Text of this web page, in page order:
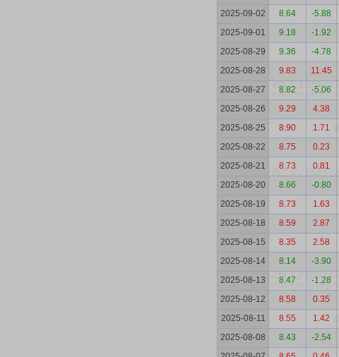
2025-09-02
8.64 -5.88
2025-09-01
9.18 -1.92
2025-08-29
9.36 -4.78
2025-08-28
9.83 11.45
2025-08-27
8.82 -5.06
2025-08-26
9.29 4.38
2025-08-25
8.90 1.71
2025-08-22
8.75 0.23
2025-08-21
8.73 0.81
2025-08-20
8.66 -0.80
2025-08-19
8.73 1.63
2025-08-18
8.59 2.87
2025-08-15
8.35 2.58
2025-08-14
8.14 -3.90
2025-08-13
8.47 -1.28
2025-08-12
8.58 0.35
2025-08-11
8.55 1.42
2025-08-08
8.43 -2.54